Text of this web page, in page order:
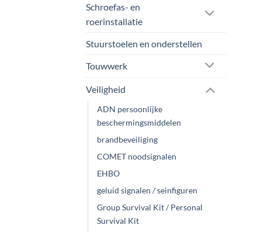
Schroefas- en
roerinstallatie
Stuurstoelen en onderstellen
Touwwerk
Veiligheid
ADN persoonlijke
beschermingsmiddelen
brandbeveiliging
COMET noodsignalen
EHBO
geluid signalen / seinfiguren
Group Survival Kit / Personal
Survival Kit